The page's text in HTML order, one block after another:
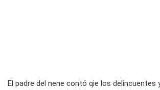
El padre del nene contó qie los delincuentes